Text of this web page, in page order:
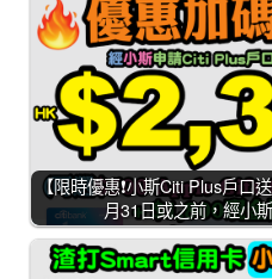
【限時優惠❗小斯Citi Plus戶口
月31日或之前，經小